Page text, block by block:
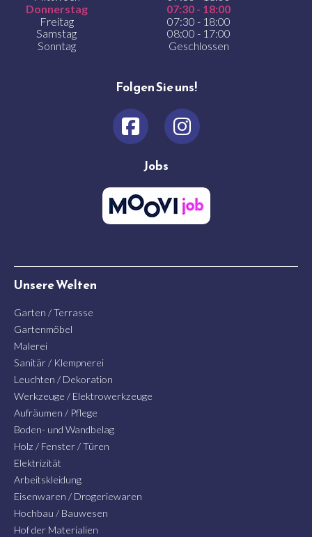
Donnerstag
07:30 - 18:00
Freitag
07:30 - 18:00
Samstag
08:00 - 17:00
Sonntag
Geschlossen
Folgen Sie uns!
Jobs
Unsere Welten
Garten / Terrasse
Gartenmöbel
Malerei
Sanitär / Klempnerei
Leuchten / Dekoration
Werkzeuge / Elektrowerkzeuge
Aufräumen / Pflege
Boden- und Wandbelag
Holz / Fenster / Türen
Elektrizität
Arbeitskleidung
Eisenwaren / Drogeriewaren
Hochbau / Bauwesen
Hof der Materialien